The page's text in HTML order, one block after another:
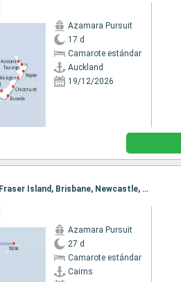
Azamara Pursuit
17 d
Camarote estándar
Auckland
19/12/2026
Itinerario : Cairns, Wallis, Townsville, Airlie Beach, Gladstone, Fraser Island, Brisbane, Newcastle, Sidney, Eden, Hobart, Milford sound, Dunedin, Timaru, Christchurch, Picton, Wellington, Napier, Gisborne, Tauranga, Bay of Island, Auckland
Azamara Pursuit
27 d
Camarote estándar
Cairns